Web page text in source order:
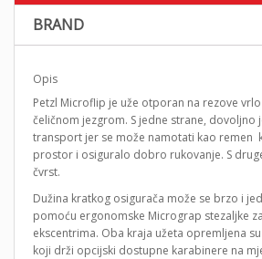
BRAND
Opis
Petzl Microflip je uže otporan na rezove
čeličnom jezgrom. S jedne strane, dovoljno
transport jer se može namotati kao remen
prostor i osiguralo dobro rukovanje. S
čvrst.
Dužina kratkog osigurača može se brzo i
pomoću ergonomske Micrograp stezaljke
ekscentrima. Oba kraja užeta opremljena
koji drži opcijski dostupne karabinere na